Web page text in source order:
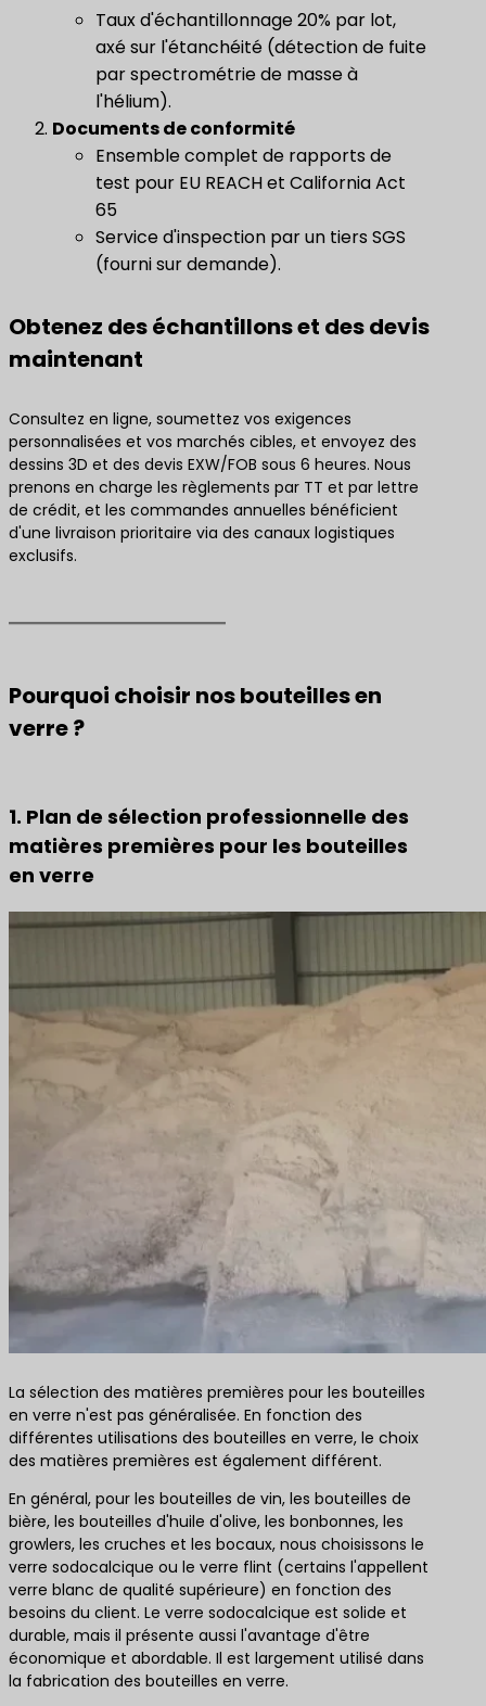
Taux d'échantillonnage 20% par lot,
axé sur l'étanchéité (détection de fuite
par spectrométrie de masse à
l'hélium).
Documents de conformité
Ensemble complet de rapports de
test pour EU REACH et California Act
65
Service d'inspection par un tiers SGS
(fourni sur demande).
Obtenez des échantillons et des devis
maintenant
Consultez en ligne, soumettez vos exigences
personnalisées et vos marchés cibles, et envoyez des
dessins 3D et des devis EXW/FOB sous 6 heures. Nous
prenons en charge les règlements par TT et par lettre
de crédit, et les commandes annuelles bénéficient
d'une livraison prioritaire via des canaux logistiques
exclusifs.
Pourquoi choisir nos bouteilles en
verre ?
1. Plan de sélection professionnelle des
matières premières pour les bouteilles
en verre
La sélection des matières premières pour les bouteilles
en verre n'est pas généralisée. En fonction des
différentes utilisations des bouteilles en verre, le choix
des matières premières est également différent.
En général, pour les bouteilles de vin, les bouteilles de
bière, les bouteilles d'huile d'olive, les bonbonnes, les
growlers, les cruches et les bocaux, nous choisissons le
verre sodocalcique ou le verre flint (certains l'appellent
verre blanc de qualité supérieure) en fonction des
besoins du client. Le verre sodocalcique est solide et
durable, mais il présente aussi l'avantage d'être
économique et abordable. Il est largement utilisé dans
la fabrication des bouteilles en verre.